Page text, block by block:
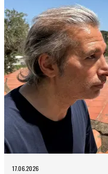
17.06.2026